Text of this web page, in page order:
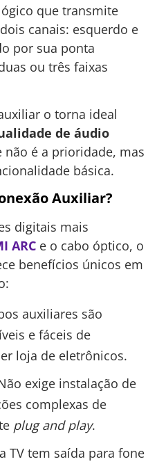
que transmite
canais: esquerdo e
por sua ponta
ou três faixas
o torna ideal
de áudio
não é a prioridade, mas
básica.
Auxiliar?
digitais mais
ARC e o cabo óptico, o
benefícios únicos em
auxiliares são
e fáceis de
loja de eletrônicos.
exige instalação de
complexas de
plug and play.
TV tem saída para fone